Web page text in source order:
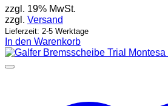
zzgl. 19% MwSt.
zzgl. Versand
Lieferzeit: 2-5 Werktage
In den Warenkorb